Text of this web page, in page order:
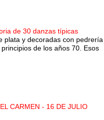
de 30 danzas típicas
plata y decoradas con pedrería
de los años 70. Esos
CARMEN - 16 DE JULIO